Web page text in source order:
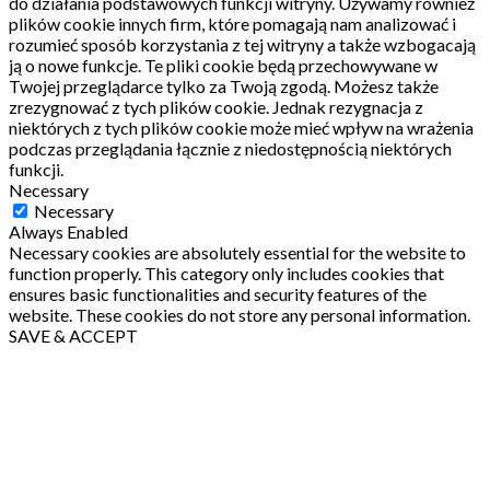
plików cookie innych firm, które pomagają nam analizować i
rozumieć sposób korzystania z tej witryny a także wzbogacają
ją o nowe funkcje. Te pliki cookie będą przechowywane w
Twojej przeglądarce tylko za Twoją zgodą. Możesz także
zrezygnować z tych plików cookie. Jednak rezygnacja z
niektórych z tych plików cookie może mieć wpływ na wrażenia
podczas przeglądania łącznie z niedostępnością niektórych
funkcji.
Necessary
Necessary
Always Enabled
Necessary cookies are absolutely essential for the website to
function properly. This category only includes cookies that
ensures basic functionalities and security features of the
website. These cookies do not store any personal information.
SAVE & ACCEPT